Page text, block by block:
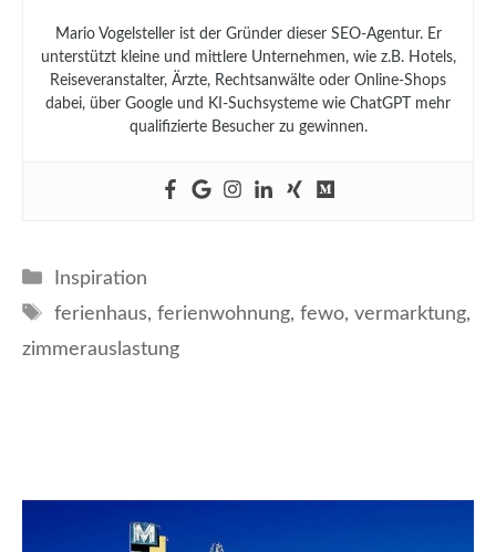
Mario Vogelsteller ist der Gründer dieser SEO-Agentur. Er
unterstützt kleine und mittlere Unternehmen, wie z.B. Hotels,
Reiseveranstalter, Ärzte, Rechtsanwälte oder Online-Shops
dabei, über Google und KI-Suchsysteme wie ChatGPT mehr
qualifizierte Besucher zu gewinnen.
Kategorien
Inspiration
Schlagwörter
ferienhaus, ferienwohnung, fewo, vermarktung,
zimmerauslastung